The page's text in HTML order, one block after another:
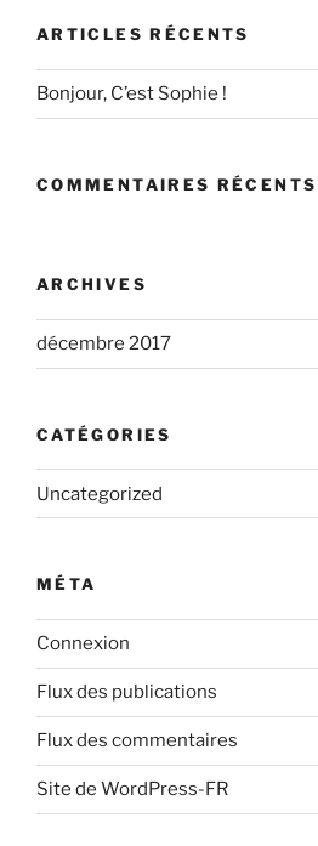
ARTICLES RÉCENTS
Bonjour, C’est Sophie !
COMMENTAIRES RÉCENTS
ARCHIVES
décembre 2017
CATÉGORIES
Uncategorized
MÉTA
Connexion
Flux des publications
Flux des commentaires
Site de WordPress-FR